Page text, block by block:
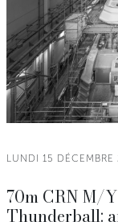
LUNDI 15 DÉCEMBRE
70m CRN M/
Thunderball: